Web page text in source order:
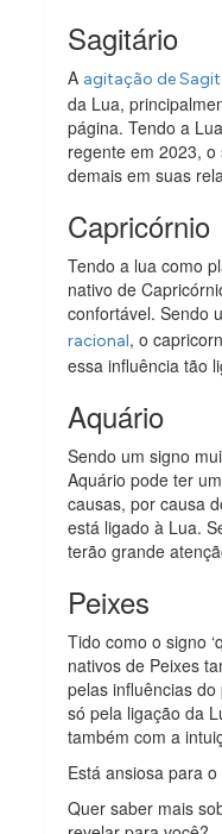
Sagitário
A agitação de
da Lua,
página. Tendo a
regente em 2023,
demais em suas
Capricórnio
Tendo a lua como
nativo de
confortável. Sendo
racional, o
essa influência tão
Aquário
Sendo um signo
Aquário pode ter
causas, por causa
está ligado à Lua.
terão grande
Peixes
Tido como o signo
nativos de Peixes
pelas influências
só pela ligação da
também com a
Está ansiosa para
Quer saber mais